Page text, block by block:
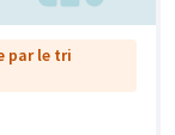
par le tri